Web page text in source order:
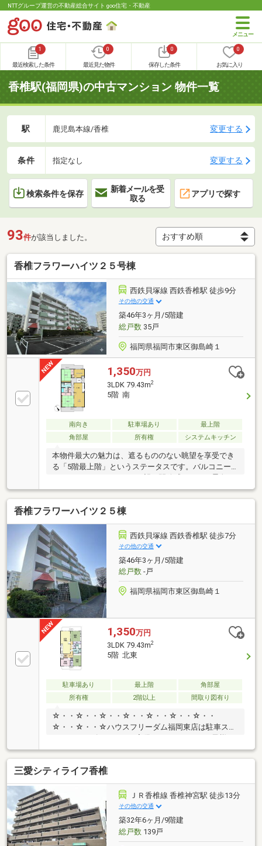
NTTグループ運営の不動産総合サイト goo住宅・不動産
1
最近検索した条件
0
最近見た物件
0
保存した条件
0
お気に入り
香椎駅(福岡県)の中古マンション 物件一覧
駅 鹿児島本線/香椎 変更する
条件 指定なし 変更する
検索条件を保存
新着メールを受
取る
アプリで探す
93件が該当しました。
香椎フラワーハイツ２５号棟
西鉄貝塚線 西鉄香椎駅 徒歩9分
その他の交通
築46年3ヶ月/5階建
総戸数35戸
福岡県福岡市東区御島崎１
1,350万円
3LDK 79.43m2
5階 南
南向き 駐車場あり
最上階
角部屋
所有権 システムキッチン
本物件最大の魅力は、遮るもののない眺望を享受でき
る「5階最上階」というステータスです。バルコニー
からはアイランドシティを望む開放感あふれる景色が
広がり、南向きの窓からは心地よい光と風が18帖の
広々としたLDKを満たします。周辺環境も、子育て世
帯に嬉しい条件が揃っています。福岡市立香椎小学校
までは834mと通学圏内で、日々のお買い物に便利な
「ディスカウントドラッグコスモス御島崎店」も徒歩
約4分という近さです。JRと西鉄のWアクセスによる
通勤・通学の利便性に加え、緑豊かな公園や商業施設
が点在する香椎エリア。最上階の静穏な暮らしと、徒
歩圏内に揃う生活利便施設が、忙しい毎日を優しくサ
ポートします。
香椎フラワーハイツ２５棟
西鉄貝塚線 西鉄香椎駅 徒歩7分
その他の交通
築46年3ヶ月/5階建
総戸数-戸
福岡県福岡市東区御島崎１
1,350万円
3LDK 79.43m2
5階 北東
駐車場あり 最上階
角部屋
所有権
2階以上 間取り図有り
☆・・☆・・☆・・☆・・☆・・☆・・☆・・
☆・・☆・・☆ハウスフリーダム福岡東店は駐車スペ
ースやキッズスペースを完備しております。お子様も
一緒に安心してご来店ください！毎週土日祝はおうち
探しフェア開催中！要望等が固まっていない方も是非
ご来店ください！家づくりの説明や注文住宅、リフォ
ームに関しても予算を含めてわかりやすくご説明させ
ていただきます。SUUMOからのご予約後、来店時に
簡単なアンケート記入で、Amazonギフト5000円分贈
呈♪また来店されたお客様全員にお菓子詰め放題プレ
ゼント♪☆・・☆・・☆・・☆・・☆・・☆・・
☆・・☆・・☆・・☆
三愛シティライフ香椎
ＪＲ香椎線 香椎神宮駅 徒歩13分
その他の交通
築32年6ヶ月/9階建
総戸数139戸